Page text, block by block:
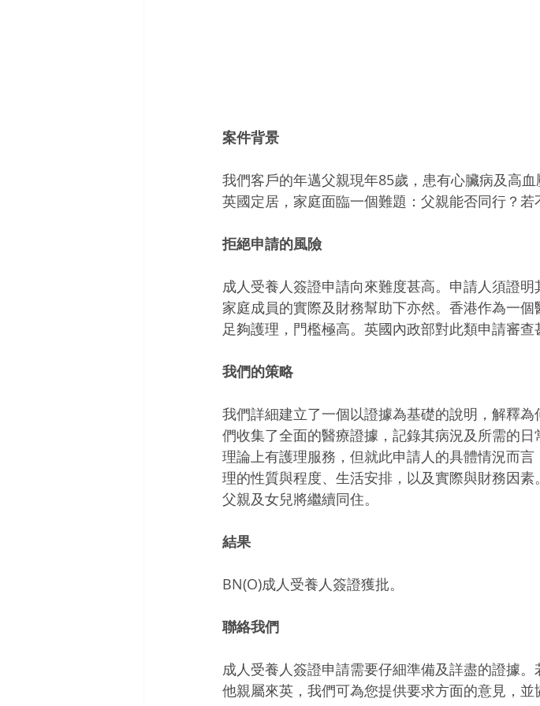
案件背景
我們客戶的年邁父親現年85歲，患有心臟病及高
英國定居，家庭面臨一個難題：父親能否同行？
拒絕申請的風險
成人受養人簽證申請向來難度甚高。申請人須證
家庭成員的實際及財務幫助下亦然。香港作為一
足夠護理，門檻極高。英國內政部對此類申請審查
我們的策略
我們詳細建立了一個以證據為基礎的說明，解釋
們收集了全面的醫療證據，記錄其病況及所需的
理論上有護理服務，但就此申請人的具體情況而
理的性質與程度、生活安排，以及實際與財務因
父親及女兒將繼續同住。
結果
BN(O)成人受養人簽證獲批。
聯絡我們
成人受養人簽證申請需要仔細準備及詳盡的證據
他親屬來英，我們可為您提供要求方面的意見，並